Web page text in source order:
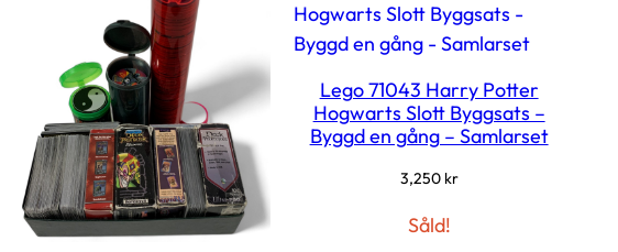
Lego 71043 Harry Potter
Hogwarts Slott Byggsats –
Byggd en gång – Samlarset
3,250 kr
Såld!